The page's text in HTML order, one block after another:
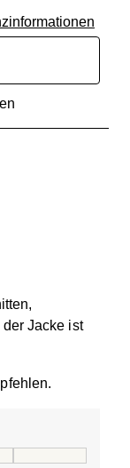
Jacke ist